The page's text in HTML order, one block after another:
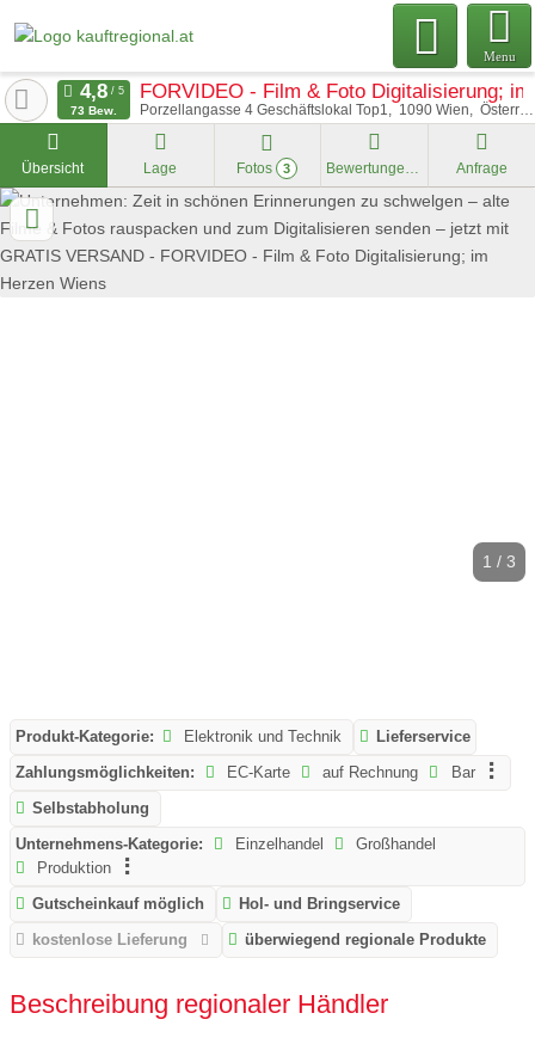
Menu
FORVIDEO - Film & Foto Digitalisierung;
Porzellangasse 4 Geschäftslokal Top1 1090 Wien Österreich
73 Bew.
Übersicht Lage Fotos 3 Bewertungen Anfrage
1 / 3
Produkt-Kategorie: Elektronik und Technik
Lieferservice
Zahlungsmöglichkeiten:
EC-Karte auf Rechnung
Bar
Selbstabholung
Unternehmens-Kategorie:
Einzelhandel
Großhandel
Produktion
Gutscheinkauf möglich
Hol- und Bringservice
kostenlose Lieferung
überwiegend regionale Produkte
Beschreibung regionaler Händler